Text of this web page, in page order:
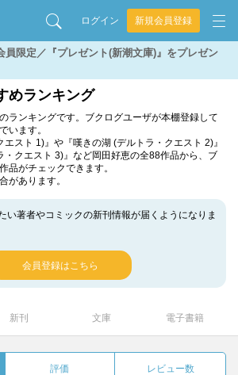
ログイン 新規会員登録
員限定／『プレゼント(新潮文庫)』をプレゼン
めランキング
ランキングです。ブクログユーザが本棚登録して
います。
エスト 1)』や『嘆きの湖 (デルトラ・クエスト 2)』
・クエスト 3)』など岡田好恵の全88作品から、ブ
品がチェックできます。
があります。
い著者やコミックの新刊情報が届くようになりま
会員登録はこちら
新刊 文庫 電子書籍
評価 レビュー数